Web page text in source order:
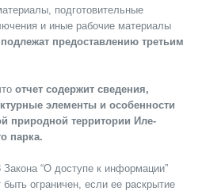
подготовительные
и иные рабочие материалы
подлежат предоставлению третьим
отчет содержит сведения,
элементы и особенности
природной территории Иле-
парка.
Закона “О доступе к информации”
ограничен, если ее раскрытие